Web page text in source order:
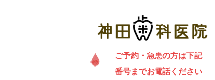
ご予約・急患の方は下記
番号までお電話ください